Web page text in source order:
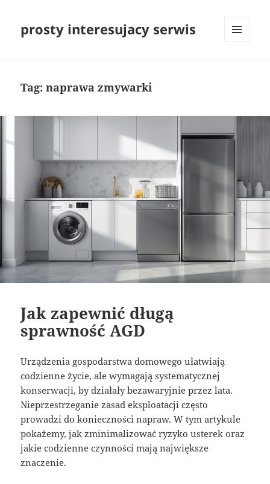
prosty interesujacy serwis
Tag:naprawa zmywarki
Jak zapewnić długą
sprawność AGD
Urządzenia gospodarstwa domowego ułatwiają
codzienne życie, ale wymagają systematycznej
konserwacji, by działały bezawaryjnie przez lata.
Nieprzestrzeganie zasad eksploatacji często
prowadzi do konieczności napraw. W tym artykule
pokażemy, jak zminimalizować ryzyko usterek oraz
jakie codzienne czynności mają największe
znaczenie.